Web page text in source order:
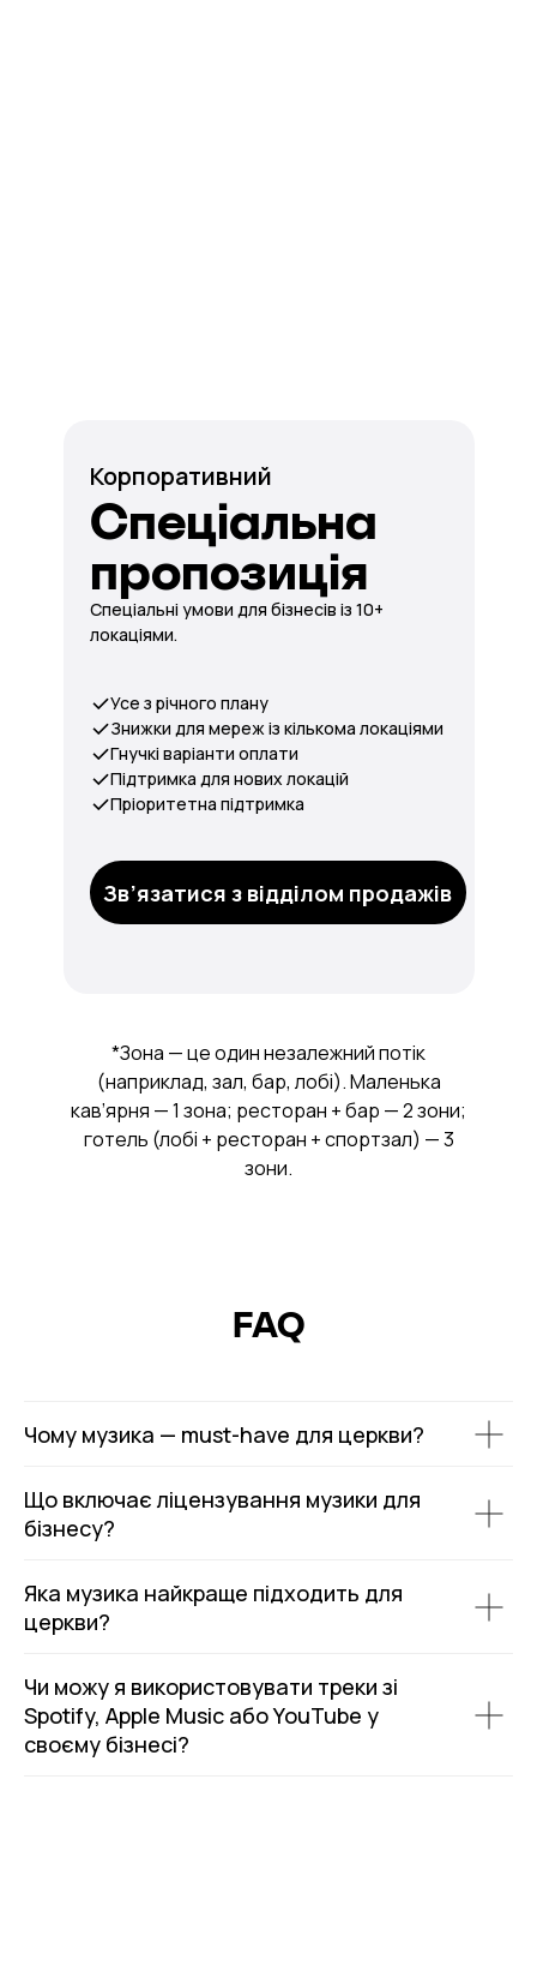
*Зона — це один незалежний потік
(наприклад, зал, бар, лобі). Маленька
кав’ярня — 1 зона; ресторан + бар — 2 зони;
готель (лобі + ресторан + спортзал) — 3
зони.
Корпоративний
Спеціальна
пропозиція
Спеціальні умови для бізнесів із 10+
локаціями.
Зв’язатися з відділом продажів
Усе з річного плану
Знижки для мереж із кількома локаціями
Гнучкі варіанти оплати
Підтримка для нових локацій
Пріоритетна підтримка
FAQ
Чому музика — must-have для церкви?
Що включає ліцензування музики для
бізнесу?
Яка музика найкраще підходить для
церкви?
Чи можу я використовувати треки зі
Spotify, Apple Music або YouTube у
своєму бізнесі?